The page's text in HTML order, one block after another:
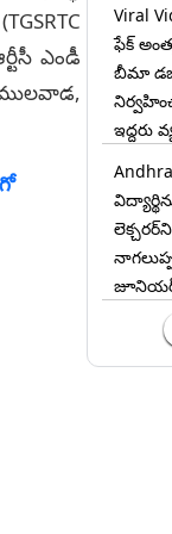
ఎండీ
Viral
ఫేక్
బీమా
ఇద్దరు